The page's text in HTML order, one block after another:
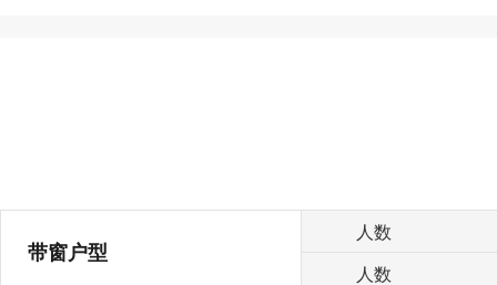
带窗户型
人数
人数